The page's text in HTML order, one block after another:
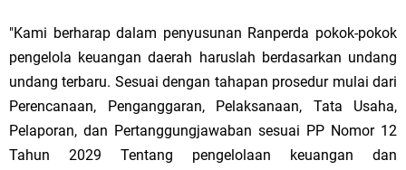
"Kami berharap dalam penyusunan Ranperda pokok-pokok
pengelola keuangan daerah haruslah berdasarkan undang
undang terbaru. Sesuai dengan tahapan prosedur mulai dari
Perencanaan, Penganggaran, Pelaksanaan, Tata Usaha,
Pelaporan, dan Pertanggungjawaban sesuai PP Nomor 12
Tahun 2029 Tentang pengelolaan keuangan dan